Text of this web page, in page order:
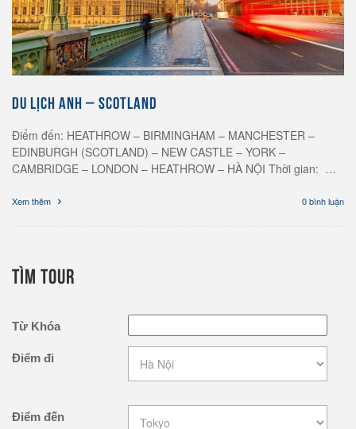
DU LỊCH ANH – SCOTLAND
Điểm đến: HEATHROW – BIRMINGHAM – MANCHESTER –
EDINBURGH (SCOTLAND) – NEW CASTLE – YORK –
CAMBRIDGE – LONDON – HEATHROW – HÀ NỘI Thời gian: …
Xem thêm 0 bình luận
TÌM TOUR
Từ Khóa
Điểm đi
Điểm đến